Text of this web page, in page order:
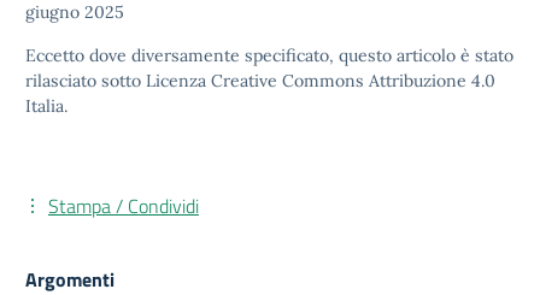
giugno 2025
Eccetto dove diversamente specificato, questo articolo è stato
rilasciato sotto Licenza Creative Commons Attribuzione 4.0
Italia.
Stampa / Condividi
Argomenti